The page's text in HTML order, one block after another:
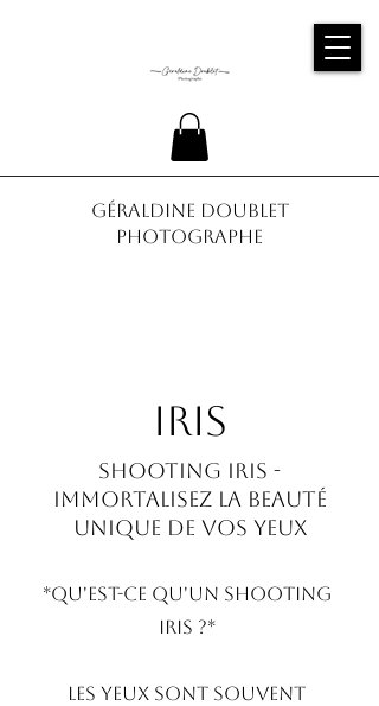
Géraldine Doublet
Photographe
IRIS
Shooting Iris -
Immortalisez la Beauté
Unique de Vos Yeux
*Qu'est-ce qu'un Shooting
Iris ?*
Les yeux sont souvent